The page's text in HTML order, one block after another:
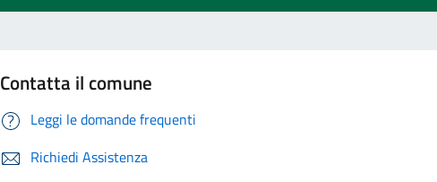
Contatta il comune
Leggi le domande frequenti
Richiedi Assistenza